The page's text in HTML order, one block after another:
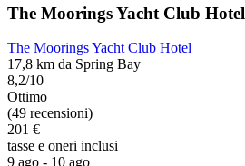
The Moorings Yacht Club Hotel
The Moorings Yacht Club Hotel
17,8 km da Spring Bay
8,2/10
Ottimo
(49 recensioni)
201 €
tasse e oneri inclusi
9 ago - 10 ago